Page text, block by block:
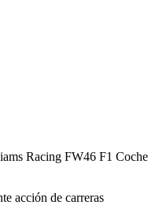
Racing FW46 F1 Coche
acción de carreras